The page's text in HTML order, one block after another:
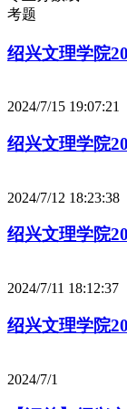
考题
绍兴文理学院
2024/7/15 19:07:21
绍兴文理学院
2024/7/12 18:23:38
绍兴文理学院
2024/7/11 18:12:37
绍兴文理学院
2024/7/1